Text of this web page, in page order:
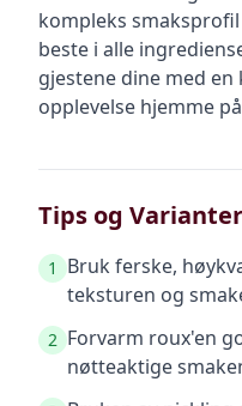
kompleks
beste i alle
gjestene dine med
opplevelse hjemme
Tips og Varianter
1
Bruk ferske,
teksturen og
2 Forvarm roux'en
nøtteaktige